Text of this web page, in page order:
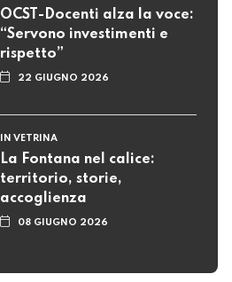
OCST-Docenti alza la voce:
“Servono investimenti e
rispetto”
22 GIUGNO 2026
IN VETRINA
La Fontana nel calice:
territorio, storie,
accoglienza
08 GIUGNO 2026